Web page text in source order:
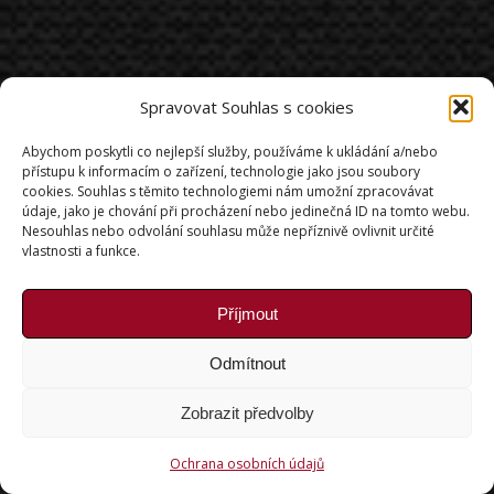
Spravovat Souhlas s cookies
Abychom poskytli co nejlepší služby, používáme k ukládání a/nebo
přístupu k informacím o zařízení, technologie jako jsou soubory
cookies. Souhlas s těmito technologiemi nám umožní zpracovávat
údaje, jako je chování při procházení nebo jedinečná ID na tomto webu.
Nesouhlas nebo odvolání souhlasu může nepříznivě ovlivnit určité
vlastnosti a funkce.
Příjmout
Odmítnout
Zobrazit předvolby
Ochrana osobních údajů